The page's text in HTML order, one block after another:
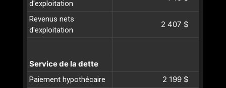
d'exploitation
Revenus nets
d'exploitation
2 407 $
Service de la dette
Paiement hypothécaire 2 199 $